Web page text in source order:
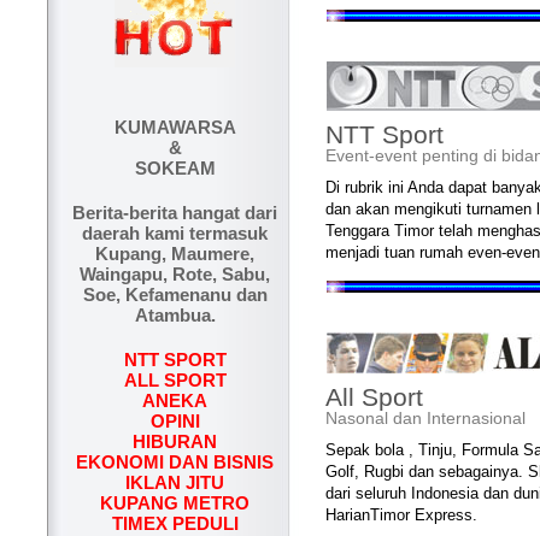
KUMAWARSA
&
SOKEAM
Berita-berita hangat dari
daerah kami termasuk
Kupang, Maumere,
Waingapu, Rote, Sabu,
Soe, Kefamenanu dan
Atambua.
NTT SPORT
ALL SPORT
ANEKA
OPINI
HIBURAN
EKONOMI DAN BISNIS
IKLAN JITU
KUPANG METRO
TIMEX PEDULI
NTT Sport
Event-event penting di
Di rubrik ini Anda dapat
dan akan mengikuti turnamen
Tenggara Timor telah
menjadi tuan rumah even-
All Sport
Nasonal dan Internasional
Sepak bola , Tinju, Formula
Golf, Rugbi dan sebagainya.
dari seluruh Indonesia dan
HarianTimor Express.